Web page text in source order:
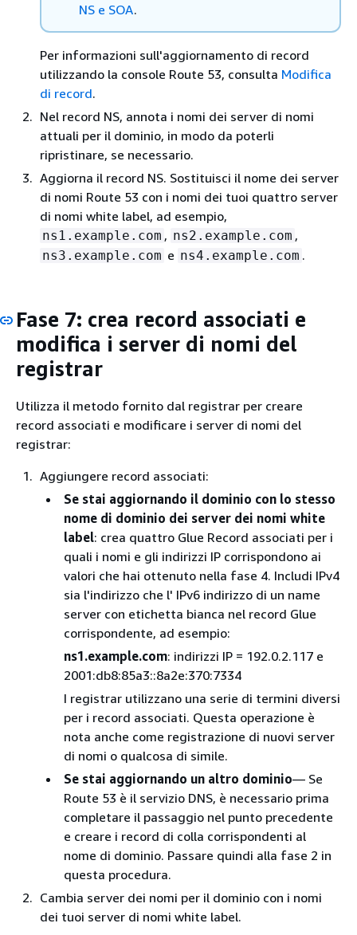
NS e SOA.
Per informazioni sull'aggiornamento di record
utilizzando la console Route 53, consulta Modifica
di record.
Nel record NS, annota i nomi dei server di nomi
attuali per il dominio, in modo da poterli
ripristinare, se necessario.
Aggiorna il record NS. Sostituisci il nome dei server
di nomi Route 53 con i nomi dei tuoi quattro server
di nomi white label, ad esempio,
ns1.example.com , ns2.example.com ,
ns3.example.com e ns4.example.com .
Fase 7: crea record associati e
modifica i server di nomi del
registrar
Utilizza il metodo fornito dal registrar per creare
record associati e modificare i server di nomi del
registrar:
Aggiungere record associati:
Se stai aggiornando il dominio con lo stesso
nome di dominio dei server dei nomi white
label: crea quattro Glue Record associati per i
quali i nomi e gli indirizzi IP corrispondono ai
valori che hai ottenuto nella fase 4. Includi IPv4
sia l'indirizzo che l' IPv6 indirizzo di un name
server con etichetta bianca nel record Glue
corrispondente, ad esempio:
ns1.example.com: indirizzi IP = 192.0.2.117 e
2001:db8:85a3::8a2e:370:7334
I registrar utilizzano una serie di termini diversi
per i record associati. Questa operazione è
nota anche come registrazione di nuovi server
di nomi o qualcosa di simile.
Se stai aggiornando un altro dominio— Se
Route 53 è il servizio DNS, è necessario prima
completare il passaggio nel punto precedente
e creare i record di colla corrispondenti al
nome di dominio. Passare quindi alla fase 2 in
questa procedura.
Cambia server dei nomi per il dominio con i nomi
dei tuoi server di nomi white label.